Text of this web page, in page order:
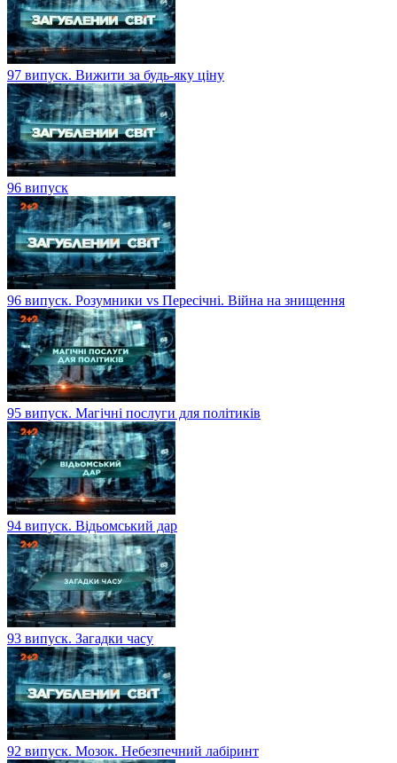
97 випуск. Вижити за будь-яку ціну
96 випуск
96 випуск. Розумники vs Пересічні. Війна на знищення
95 випуск. Магічні послуги для політиків
94 випуск. Відьомський дар
93 випуск. Загадки часу
92 випуск. Мозок. Небезпечний лабіринт